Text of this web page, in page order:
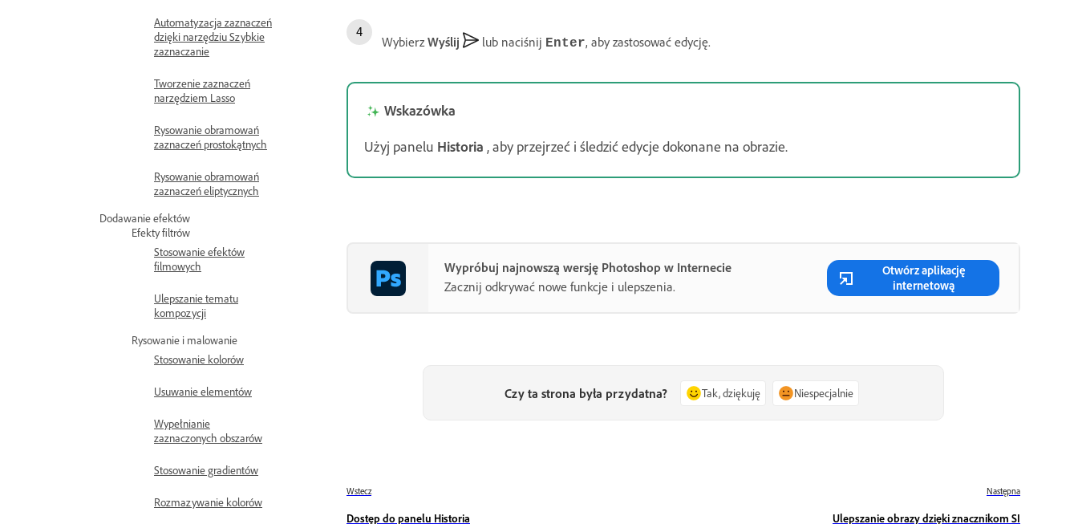
Automatyzacja zaznaczeń
dzięki narzędziu Szybkie
zaznaczanie
Tworzenie zaznaczeń
narzędziem Lasso
Rysowanie obramowań
zaznaczeń prostokątnych
Rysowanie obramowań
zaznaczeń eliptycznych
Dodawanie efektów
Efekty filtrów
Stosowanie efektów
filmowych
Ulepszanie tematu
kompozycji
Rysowanie i malowanie
Stosowanie kolorów
Usuwanie elementów
Wypełnianie
zaznaczonych obszarów
Stosowanie gradientów
Rozmazywanie kolorów
WybierzWyślij lub naciśnij Enter, aby zastosować edycję.
Wskazówka
Użyj panelu Historia , aby przejrzeć i śledzić edycje dokonane na obrazie.
Wypróbuj najnowszą wersję Photoshop w Internecie
Zacznij odkrywać nowe funkcje i ulepszenia.
Otwórz aplikację
internetową
Czy ta strona była przydatna? Tak, dziękuję Niespecjalnie
Wstecz
Dostęp do panelu Historia
Następna
Ulepszanie obrazy dzięki znacznikom SI